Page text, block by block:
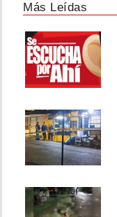
Más Leídas